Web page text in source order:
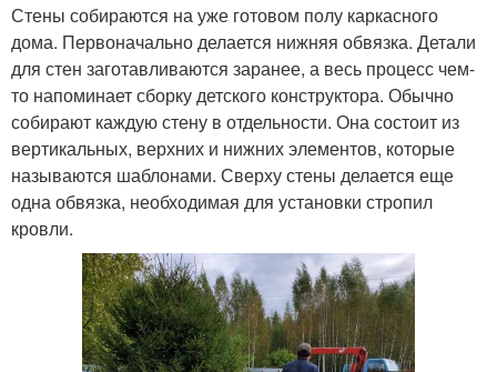
Стены собираются на уже готовом полу каркасного
дома. Первоначально делается нижняя обвязка. Детали
для стен заготавливаются заранее, а весь процесс чем-
то напоминает сборку детского конструктора. Обычно
собирают каждую стену в отдельности. Она состоит из
вертикальных, верхних и нижних элементов, которые
называются шаблонами. Сверху стены делается еще
одна обвязка, необходимая для установки стропил
кровли.